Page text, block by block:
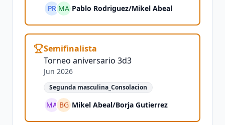
PR MA Pablo Rodriguez/Mikel Abeal
Semifinalista
Torneo aniversario 3d3
Jun 2026
Segunda masculina_Consolacion
MA BG Mikel Abeal/Borja Gutierrez